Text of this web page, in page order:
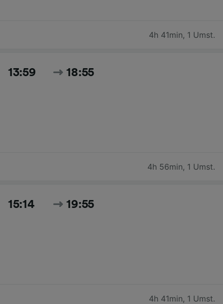
4h 41min, 1 Umst.
13:59 18:55
4h 56min, 1 Umst.
15:14 19:55
4h 41min, 1 Umst.